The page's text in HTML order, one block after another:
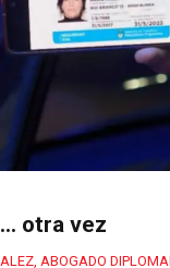
otra vez
ABOGADO